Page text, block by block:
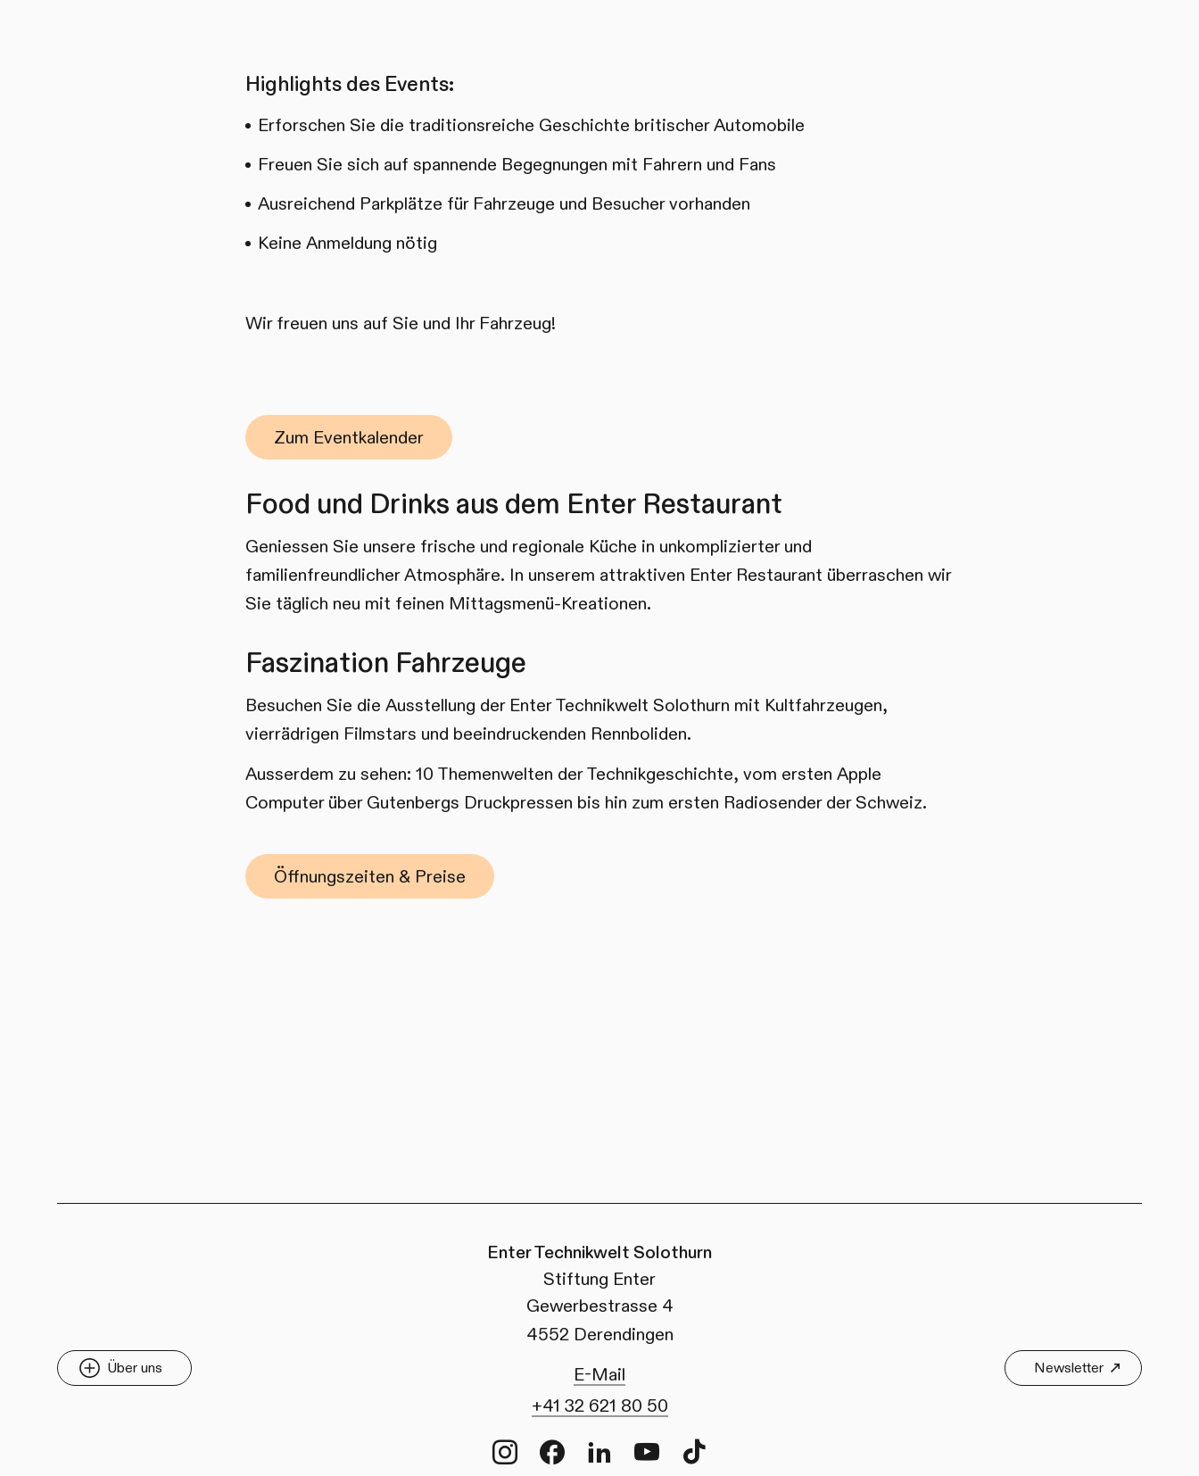
Highlights des Events:
Erforschen Sie die traditionsreiche Geschichte britischer Automobile
Freuen Sie sich auf spannende Begegnungen mit Fahrern und Fans
Ausreichend Parkplätze für Fahrzeuge und Besucher vorhanden
Keine Anmeldung nötig
Wir freuen uns auf Sie und Ihr Fahrzeug!
Zum Eventkalender
Food und Drinks aus dem Enter Restaurant
Geniessen Sie unsere frische und regionale Küche in unkomplizierter und
familienfreundlicher Atmosphäre. In unserem attraktiven Enter Restaurant überraschen wir
Sie täglich neu mit feinen Mittagsmenü-Kreationen.
Faszination Fahrzeuge
Besuchen Sie die Ausstellung der Enter Technikwelt Solothurn mit Kultfahrzeugen,
vierrädrigen Filmstars und beeindruckenden Rennboliden.
Ausserdem zu sehen: 10 Themenwelten der Technikgeschichte, vom ersten Apple
Computer über Gutenbergs Druckpressen bis hin zum ersten Radiosender der Schweiz.
Öffnungszeiten & Preise
Über uns
Enter Technikwelt Solothurn
Stiftung Enter
Gewerbestrasse 4
4552 Derendingen
E-Mail
+41 32 621 80 50
Newsletter